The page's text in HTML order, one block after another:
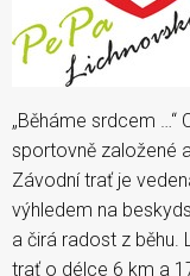
„Běháme srdcem …“
sportovně založené
Závodní trať je
výhledem na
a čirá radost z běhu.
trať o délce 6 km a